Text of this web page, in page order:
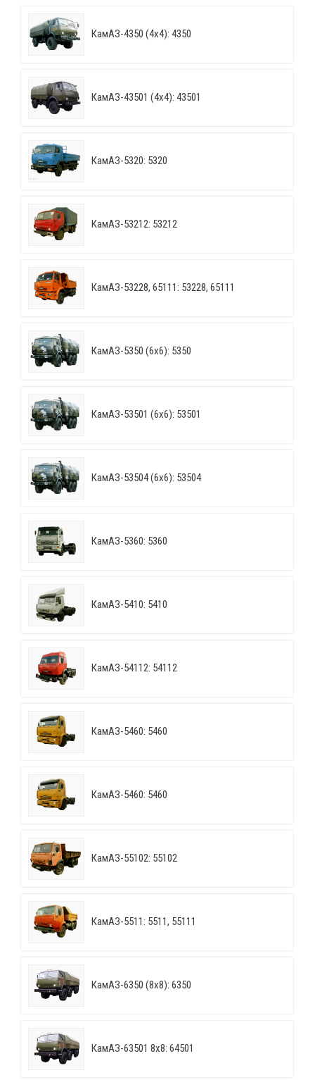
КамАЗ-4350 (4х4): 4350
КамАЗ-43501 (4х4): 43501
КамАЗ-5320: 5320
КамАЗ-53212: 53212
КамАЗ-53228, 65111: 53228, 65111
КамАЗ-5350 (6х6): 5350
КамАЗ-53501 (6х6): 53501
КамАЗ-53504 (6х6): 53504
КамАЗ-5360: 5360
КамАЗ-5410: 5410
КамАЗ-54112: 54112
КамАЗ-5460: 5460
КамАЗ-5460: 5460
КамАЗ-55102: 55102
КамАЗ-5511: 5511, 55111
КамАЗ-6350 (8х8): 6350
КамАЗ-63501 8х8: 64501